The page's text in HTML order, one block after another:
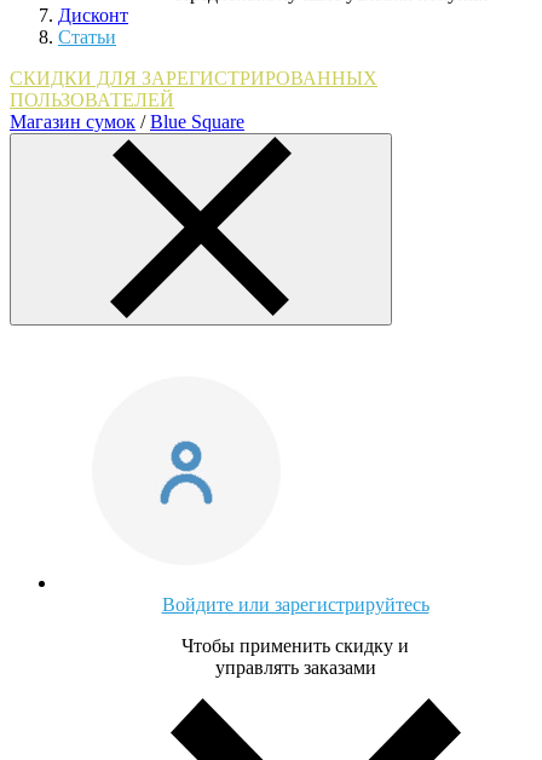
Дисконт
Статьи
СКИДКИ ДЛЯ ЗАРЕГИСТРИРОВАННЫХ
ПОЛЬЗОВАТЕЛЕЙ
Магазин сумок /Blue Square
Войдите или зарегистрируйтесь
Чтобы применить скидку и
управлять заказами